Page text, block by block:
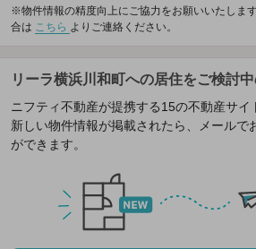
※物件情報の精度向上にご協力をお願いいたしま
合は こちら よりご連絡ください。
リーラ横浜川和町への居住をご検討
ニフティ不動産が提携する15の不動産サ
新しい物件情報が掲載されたら、メールで
ができます。